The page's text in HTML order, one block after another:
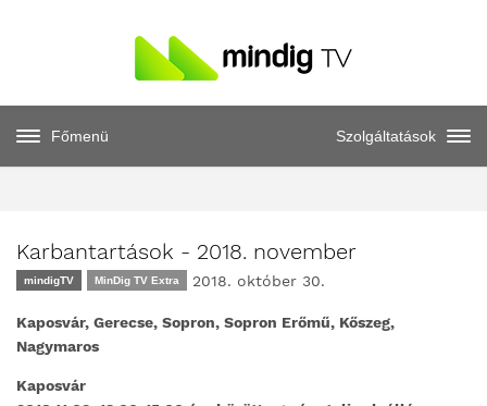
Főmenü Szolgáltatások
Karbantartások - 2018. november
mindigTV MinDig TV Extra 2018. október 30.
Kaposvár, Gerecse, Sopron, Sopron Erőmű, Kőszeg,
Nagymaros
Kaposvár